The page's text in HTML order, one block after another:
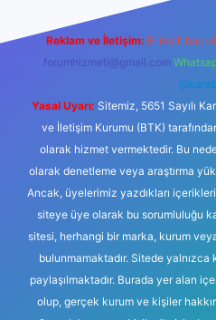
Reklam ve İletişim: E-mail:
forumhizmeti@gmail.com
Yasal Uyarı: Sitemiz, 5651 Sayılı
ve İletişim Kurumu (BTK)
olarak hizmet vermektedir. Bu
olarak denetleme veya araştırma
Ancak, üyelerimiz yazdıkları
siteye üye olarak bu sorumluluğu
sitesi, herhangi bir marka, kurum
bulunmamaktadır. Sitede yalnızca
paylaşılmaktadır. Burada yer alan
olup, gerçek kurum ve kişiler